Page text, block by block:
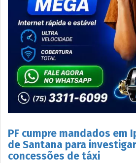
PF cumpre mandados em
de Santana para
concessões de táxi